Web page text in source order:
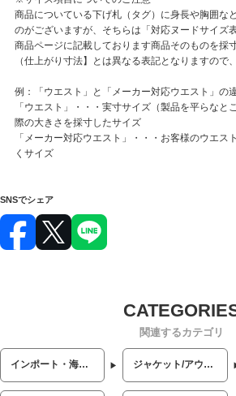
商品についている下げ札（タグ）に身長や胸囲な
のがございますが、そちらは「対応ヌードサイズ
商品ページに記載しております商品そのものを採
（仕上がり寸法】とは異なる表記となりますので
例：「ウエスト」と「メーカー対応ウエスト」の
「ウエスト」・・・実寸サイズ（製品を平らなと
際の大きさを採寸したサイズ
「メーカー対応ウエスト」・・・お客様のウエス
くサイズ
SNSでシェア
関連するカテゴリ
インポート・海外人気ブランド ジャケット/アウター